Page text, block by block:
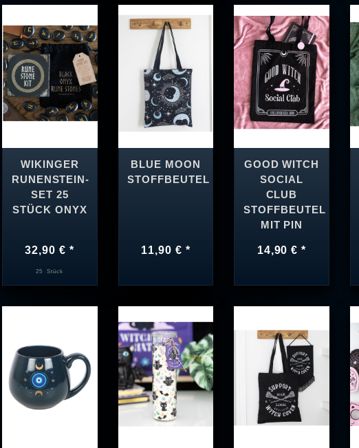
WIKINGER
RUNENSTEIN-
SET 25
STÜCK ONYX
32,90 € *
25 Stück
BLUE MOON
STOFFBEUTEL
11,90 € *
GOOD WITCH
SOCIAL
CLUB
STOFFBEUTEL
MIT PIN
14,90 € *